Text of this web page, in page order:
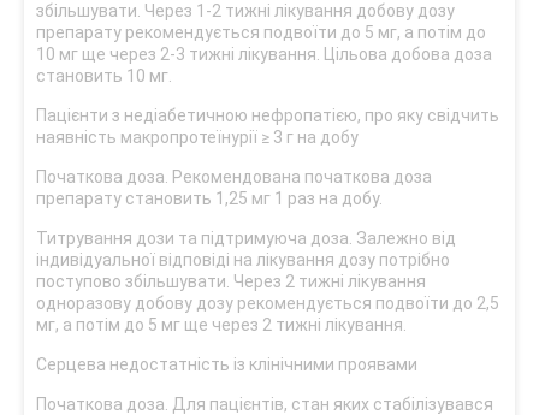
збільшувати. Через 1-2 тижні лікування добову дозу
препарату рекомендується подвоїти до 5 мг, а потім до
10 мг ще через 2-3 тижні лікування. Цільова добова доза
становить 10 мг.
Пацієнти з недіабетичною нефропатією, про яку свідчить
наявність макропротеїнурії ≥ 3 г на добу
Початкова доза. Рекомендована початкова доза
препарату становить 1,25 мг 1 раз на добу.
Титрування дози та підтримуюча доза. Залежно від
індивідуальної відповіді на лікування дозу потрібно
поступово збільшувати. Через 2 тижні лікування
одноразову добову дозу рекомендується подвоїти до 2,5
мг, а потім до 5 мг ще через 2 тижні лікування.
Серцева недостатність із клінічними проявами
Початкова доза. Для пацієнтів, стан яких стабілізувався